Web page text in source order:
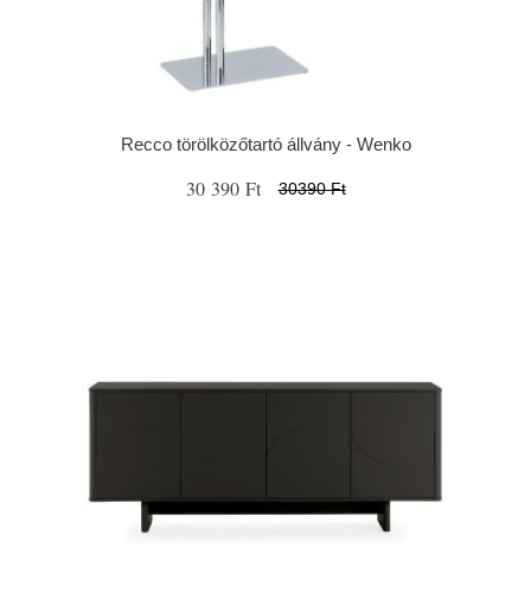
Recco törölközőtartó állvány - Wenko
30 390 Ft 30390 Ft